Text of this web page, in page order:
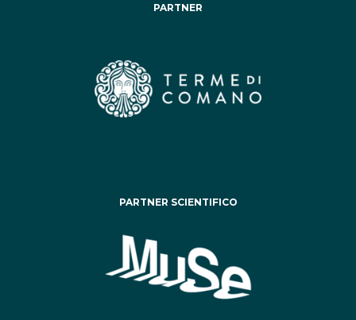
PARTNER
PARTNER SCIENTIFICO